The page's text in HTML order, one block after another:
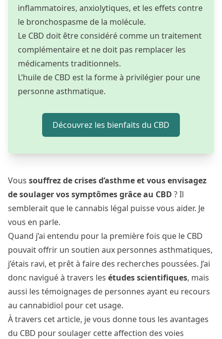
inflammatoires, anxiolytiques, et les effets contre
le bronchospasme de la molécule.
Le CBD doit être considéré comme un traitement
complémentaire et ne doit pas remplacer les
médicaments traditionnels.
L’huile de CBD est la forme à privilégier pour une
personne asthmatique.
Découvrez les bienfaits du CBD
Vous souffrez de crises d’asthme et vous envisagez
de soulager vos symptômes grâce au CBD ? Il
semblerait que le cannabis légal puisse vous aider. Je
vous en parle.
Quand j’ai entendu pour la première fois que le CBD
pouvait offrir un soutien aux personnes asthmatiques,
j’étais ravi, et prêt à faire des recherches poussées. J’ai
donc navigué à travers les études scientifiques, mais
aussi les témoignages de personnes ayant eu recours
au cannabidiol pour cet usage.
À travers cet article, je vous donne tous les avantages
du CBD pour soulager cette affection des voies